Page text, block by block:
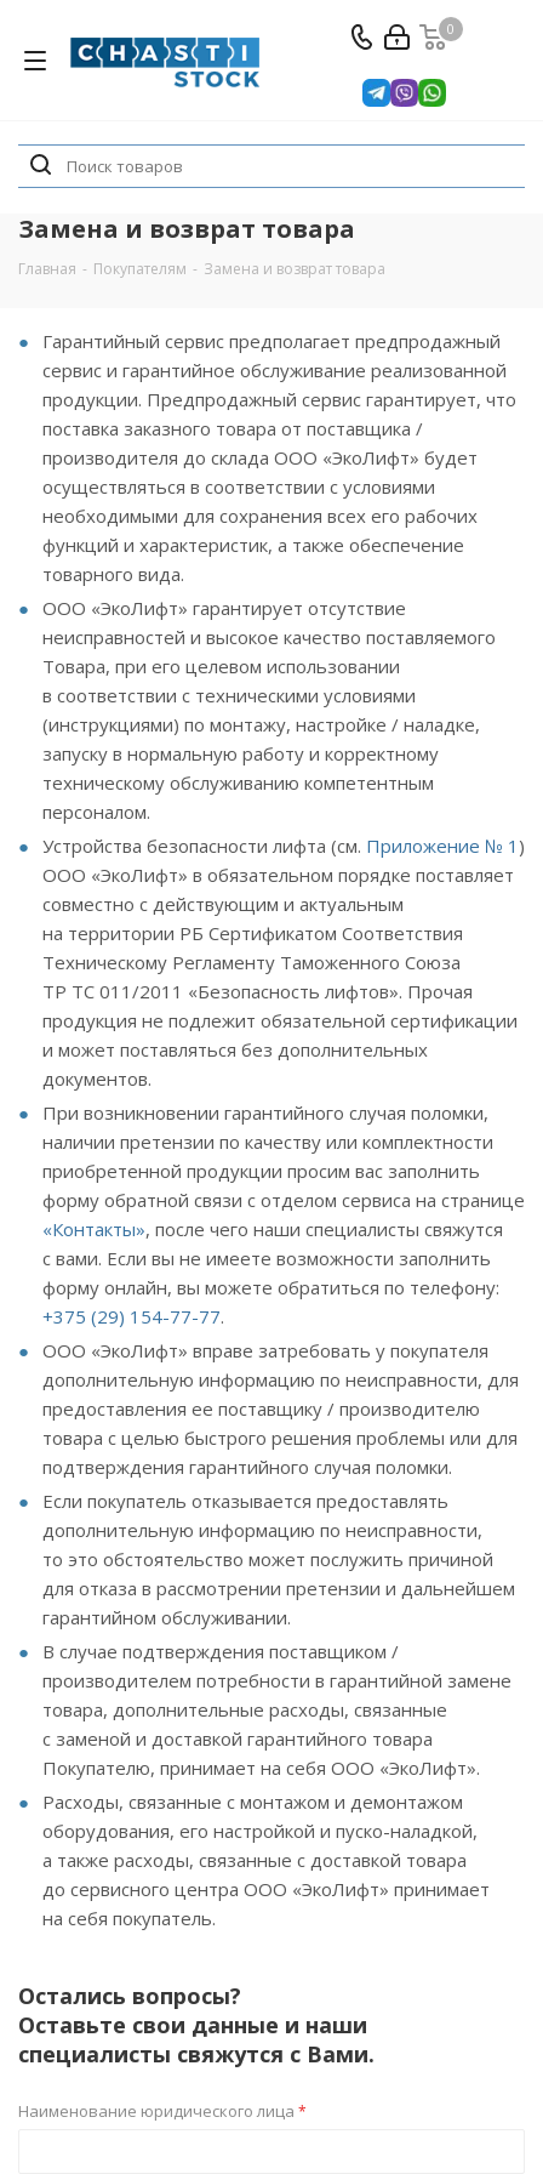
0
Замена и возврат товара
Главная - Покупателям - Замена и возврат товара
Гарантийный сервис предполагает предпродажный
сервис и гарантийное обслуживание реализованной
продукции. Предпродажный сервис гарантирует, что
поставка заказного товара от поставщика /
производителя до склада ООО «ЭкоЛифт» будет
осуществляться в соответствии с условиями
необходимыми для сохранения всех его рабочих
функций и характеристик, а также обеспечение
товарного вида.
ООО «ЭкоЛифт» гарантирует отсутствие
неисправностей и высокое качество поставляемого
Товара, при его целевом использовании
в соответствии с техническими условиями
(инструкциями) по монтажу, настройке / наладке,
запуску в нормальную работу и корректному
техническому обслуживанию компетентным
персоналом.
Устройства безопасности лифта (cм. Приложение № 1 )
ООО «ЭкоЛифт» в обязательном порядке поставляет
совместно с действующим и актуальным
на территории РБ Сертификатом Соответствия
Техническому Регламенту Таможенного Союза
ТР ТС 011/2011 «Безопасность лифтов». Прочая
продукция не подлежит обязательной сертификации
и может поставляться без дополнительных
документов.
При возникновении гарантийного случая поломки,
наличии претензии по качеству или комплектности
приобретенной продукции просим вас заполнить
форму обратной связи с отделом сервиса на странице
«Контакты», после чего наши специалисты свяжутся
с вами. Если вы не имеете возможности заполнить
форму онлайн, вы можете обратиться по телефону:
+375 (29) 154-77-77.
ООО «ЭкоЛифт» вправе затребовать у покупателя
дополнительную информацию по неисправности, для
предоставления ее поставщику / производителю
товара с целью быстрого решения проблемы или для
подтверждения гарантийного случая поломки.
Если покупатель отказывается предоставлять
дополнительную информацию по неисправности,
то это обстоятельство может послужить причиной
для отказа в рассмотрении претензии и дальнейшем
гарантийном обслуживании.
В случае подтверждения поставщиком /
производителем потребности в гарантийной замене
товара, дополнительные расходы, связанные
с заменой и доставкой гарантийного товара
Покупателю, принимает на себя ООО «ЭкоЛифт».
Расходы, связанные с монтажом и демонтажом
оборудования, его настройкой и пуско-наладкой,
а также расходы, связанные с доставкой товара
до сервисного центра ООО «ЭкоЛифт» принимает
на себя покупатель.
Остались вопросы?
Оставьте свои данные и наши
специалисты свяжутся с Вами.
Наименование юридического лица *